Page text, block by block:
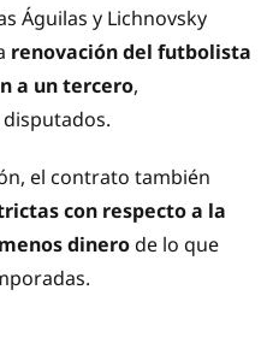
Águilas y Lichnovsky
renovación del futbolista
a un tercero,
el contrato también
con respecto a la
dinerode lo que